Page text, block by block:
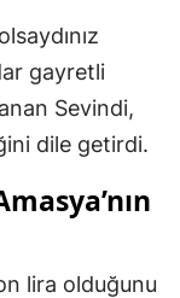
gayretli
Sevindi,
dile getirdi.
lira olduğunu